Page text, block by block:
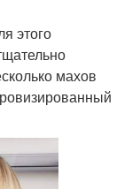
этого
махов